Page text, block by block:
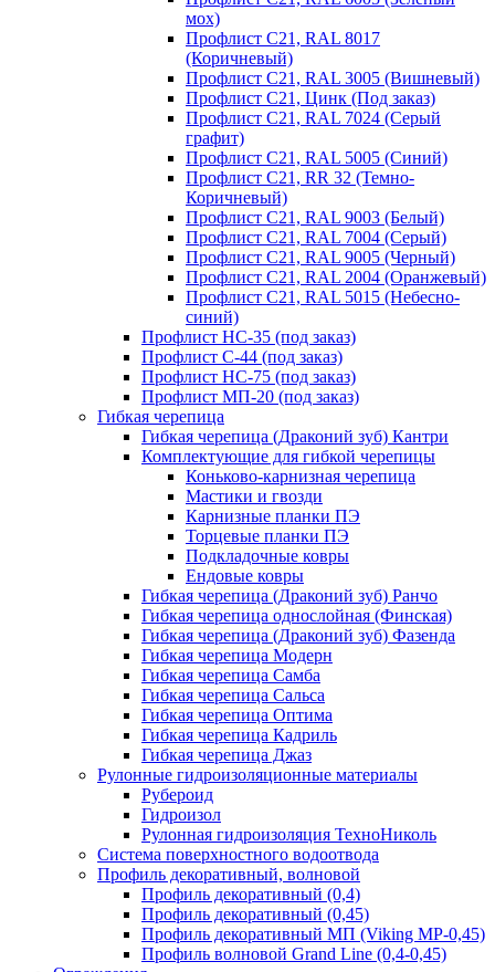
мох)
Профлист С21, RAL 8017
(Коричневый)
Профлист С21, RAL 3005 (Вишневый)
Профлист С21, Цинк (Под заказ)
Профлист С21, RAL 7024 (Серый
графит)
Профлист С21, RAL 5005 (Синий)
Профлист С21, RR 32 (Темно-
Коричневый)
Профлист С21, RAL 9003 (Белый)
Профлист С21, RAL 7004 (Серый)
Профлист С21, RAL 9005 (Черный)
Профлист С21, RAL 2004 (Оранжевый)
Профлист С21, RAL 5015 (Небесно-
синий)
Профлист НС-35 (под заказ)
Профлист С-44 (под заказ)
Профлист НС-75 (под заказ)
Профлист МП-20 (под заказ)
Гибкая черепица
Гибкая черепица (Драконий зуб) Кантри
Комплектующие для гибкой черепицы
Коньково-карнизная черепица
Мастики и гвозди
Карнизные планки ПЭ
Торцевые планки ПЭ
Подкладочные ковры
Ендовые ковры
Гибкая черепица (Драконий зуб) Ранчо
Гибкая черепица однослойная (Финская)
Гибкая черепица (Драконий зуб) Фазенда
Гибкая черепица Модерн
Гибкая черепица Самба
Гибкая черепица Сальса
Гибкая черепица Оптима
Гибкая черепица Кадриль
Гибкая черепица Джаз
Рулонные гидроизоляционные материалы
Рубероид
Гидроизол
Рулонная гидроизоляция ТехноНиколь
Система поверхностного водоотвода
Профиль декоративный, волновой
Профиль декоративный (0,4)
Профиль декоративный (0,45)
Профиль декоративный МП (Viking MP-0,45)
Профиль волновой Grand Line (0,4-0,45)